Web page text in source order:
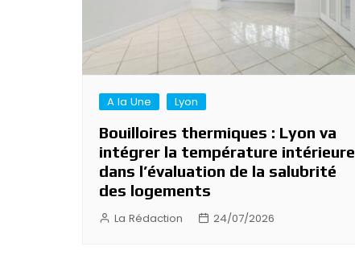
A la Une Lyon
Bouilloires thermiques : Lyon va
intégrer la température intérieure
dans l’évaluation de la salubrité
des logements
La Rédaction 24/07/2026